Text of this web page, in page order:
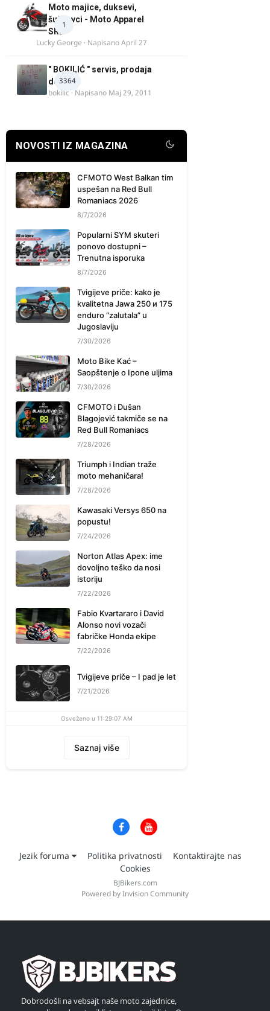
1
Moto majice, duksevi,
šuškavci - Moto Apparel
SRB
Lucky George · NapisanoApril 27
3364
" BOKILIĆ " servis, prodaja
delova
bokilic · Napisano Maj 29, 2011
NOVOSTI IZ MAGAZINA
CFMOTO West Balkan tim
uspešan na Red Bull
Romaniacs 2026
8/7/2026
Popularni SYM skuteri
ponovo dostupni –
Trenutna isporuka
8/7/2026
Tvigijeve priče: kako je
kvalitetna Jawa 250 и 175
enduro “zalutala” u
Jugoslaviju
7/30/2026
Moto Bike Kać –
Saopštenje o Ipone uljima
7/30/2026
CFMOTO i Dušan
Blagojević takmiče se na
Red Bull Romaniacs
7/28/2026
Triumph i Indian traže
moto mehaničara!
7/28/2026
Kawasaki Versys 650 na
popustu!
7/24/2026
Norton Atlas Apex: ime
dovoljno teško da nosi
istoriju
7/22/2026
Fabio Kvartararo i David
Alonso novi vozači
fabričke Honda ekipe
7/22/2026
Tvigijeve priče – I pad je let
7/21/2026
Osveženo u 11:29:07 AM
Saznaj više
Jezik foruma Politika privatnosti
Kontaktirajte nas
Cookies
BJBikers.com
Powered by Invision Community
Dobrodošli na vebsajt naše moto zajednice,